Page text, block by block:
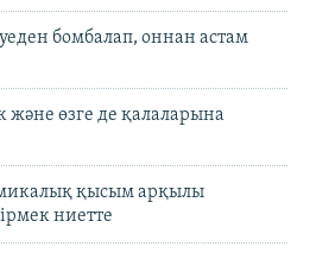
бомбалап, оннан астам
өзге де қалаларына
қысым арқылы
ниетте